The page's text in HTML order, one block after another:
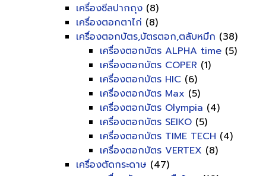
เครื่องซีลปากถุง (8)
เครื่องตอกตาไก่ (8)
เครื่องตอกบัตร,บัตรตอก,ตลับหมึก (38)
เครื่องตอกบัตร ALPHA time (5)
เครื่องตอกบัตร COPER (1)
เครื่องตอกบัตร HIC (6)
เครื่องตอกบัตร Max (5)
เครื่องตอกบัตร Olympia (4)
เครื่องตอกบัตร SEIKO (5)
เครื่องตอกบัตร TIME TECH (4)
เครื่องตอกบัตร VERTEX (8)
เครื่องตัดกระดาษ (47)